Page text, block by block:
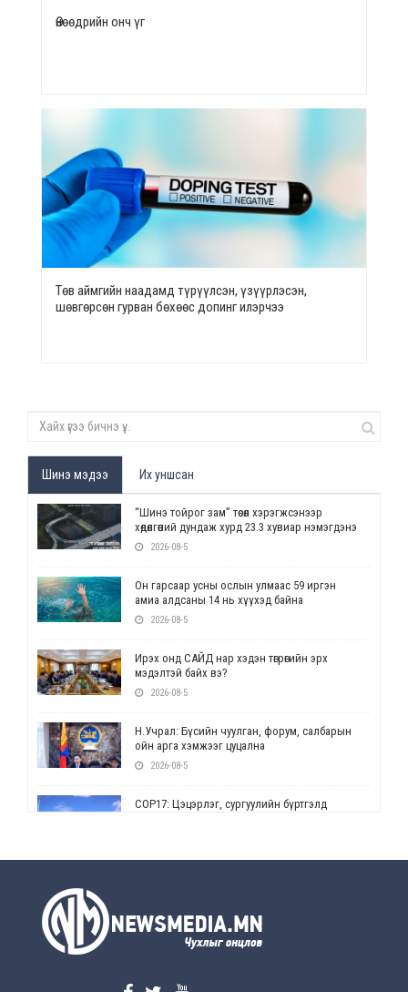
Өнөөдрийн онч үг
Төв аймгийн наадамд түрүүлсэн, үзүүрлэсэн,
шөвгөрсөн гурван бөхөөс допинг илэрчээ
Шинэ мэдээ Их уншсан
“Шинэ тойрог зам” төсөл хэрэгжсэнээр
хөдөлгөөний дундаж хурд 23.3 хувиар нэмэгдэнэ
2026-08-5
Он гарсаар усны ослын улмаас 59 иргэн
амиа алдсаны 14 нь хүүхэд байна
2026-08-5
Ирэх онд САЙД нар хэдэн төгрөгийн эрх
мэдэлтэй байх вэ?
2026-08-5
Н.Учрал: Бүсийн чуулган, форум, салбарын
ойн арга хэмжээг цуцална
2026-08-5
СОР17: Цэцэрлэг, сургуулийн бүртгэлд
2026-08-5
2026-08-5